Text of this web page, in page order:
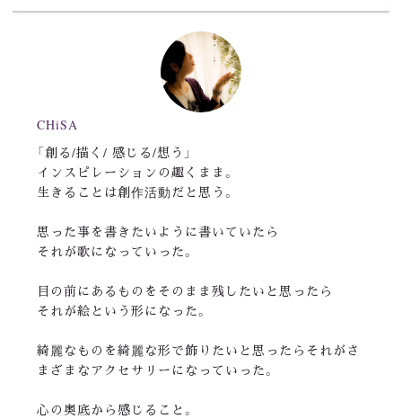
CHiSA
「創る/描く/ 感じる/想う」
インスピレーションの趣くまま。
生きることは創作活動だと思う。
思った事を書きたいように書いていたら
それが歌になっていった。
目の前にあるものをそのまま残したいと思ったら
それが絵という形になった。
綺麗なものを綺麗な形で飾りたいと思ったらそれがさ
まざまなアクセサリーになっていった。
心の奥底から感じること。